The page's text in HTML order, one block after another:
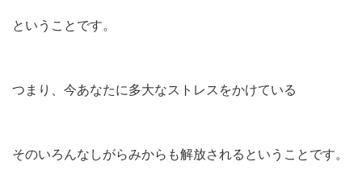
ということです。
つまり、今あなたに多大なストレスをかけている
そのいろんなしがらみからも解放されるということです。